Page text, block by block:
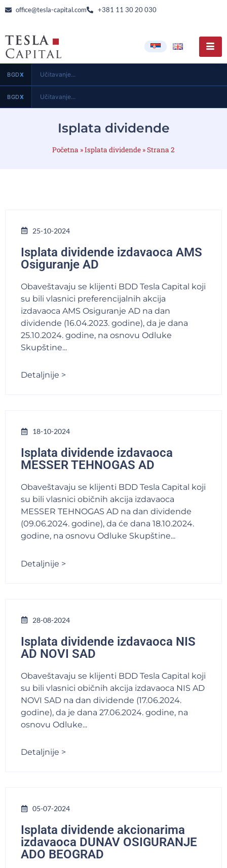
office@tesla-capital.com +381 11 30 20 030
BGDX Učitavanje...
BGDX Učitavanje...
Isplata dividende
Početna »Isplata dividende »Strana 2
25-10-2024
Isplata dividende izdavaoca AMS
Osiguranje AD
Obaveštavaju se klijenti BDD Tesla Capital koji
su bili vlasnici preferencijalnih akcija
izdavaoca AMS Osiguranje AD na dan
dividende (16.04.2023. godine), da je dana
25.10.2024. godine, na osnovu Odluke
Skupštine...
Detaljnije >
18-10-2024
Isplata dividende izdavaoca
MESSER TEHNOGAS AD
Obaveštavaju se klijenti BDD Tesla Capital koji
su bili vlasnici običnih akcija izdavaoca
MESSER TEHNOGAS AD na dan dividende
(09.06.2024. godine), da će dana 18.10.2024.
godine, na osnovu Odluke Skupštine...
Detaljnije >
28-08-2024
Isplata dividende izdavaoca NIS
AD NOVI SAD
Obaveštavaju se klijenti BDD Tesla Capital koji
su bili vlasnici običnih akcija izdavaoca NIS AD
NOVI SAD na dan dividende (17.06.2024.
godine), da je dana 27.06.2024. godine, na
osnovu Odluke...
Detaljnije >
05-07-2024
Isplata dividende akcionarima
izdavaoca DUNAV OSIGURANJE
ADO BEOGRAD